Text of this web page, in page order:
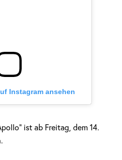
Instagram ansehen
ist ab Freitag, dem 14.